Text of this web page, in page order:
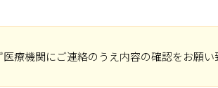
療機関にご連絡のうえ内容の確認をお願い